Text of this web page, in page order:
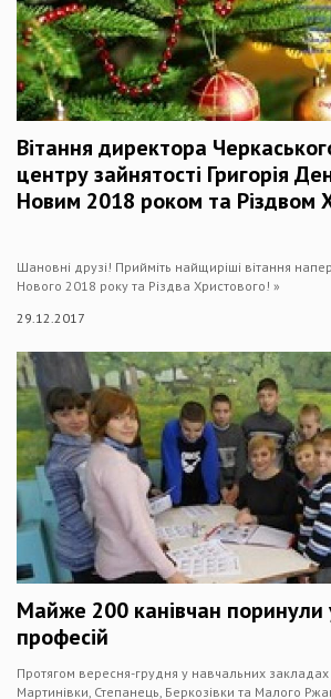
Вітання директора
центру зайнятості Григорія
Новим 2018 роком та Різдвом
Шановні друзі! Прийміть найщиріші вітання
Нового 2018 року та Різдва Христового! »
29.12.2017
Майже 200 канівчан поринули
професій
Протягом вересня-грудня у навчальних закладах
Мартинівки, Степанець, Беркозівки та Малого